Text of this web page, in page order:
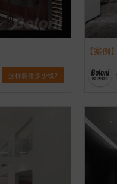
这样装修多少钱?
【案例